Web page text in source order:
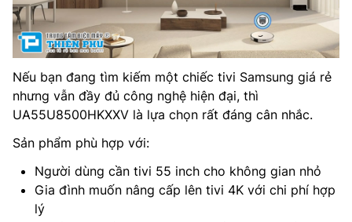
Nếu bạn đang tìm kiếm một chiếc tivi Samsung giá rẻ
nhưng vẫn đầy đủ công nghệ hiện đại, thì
UA55U8500HKXXV là lựa chọn rất đáng cân nhắc.
Sản phẩm phù hợp với:
Người dùng cần tivi 55 inch cho không gian nhỏ
Gia đình muốn nâng cấp lên tivi 4K với chi phí hợp
lý